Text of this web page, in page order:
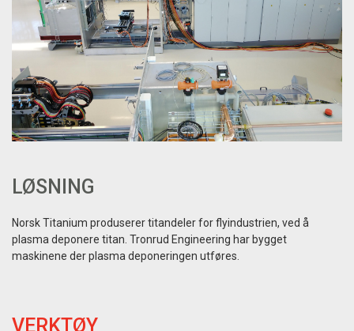
LØSNING
Norsk Titanium produserer titandeler for flyindustrien, ved å
plasma deponere titan. Tronrud Engineering har bygget
maskinene der plasma deponeringen utføres.
VERKTØY